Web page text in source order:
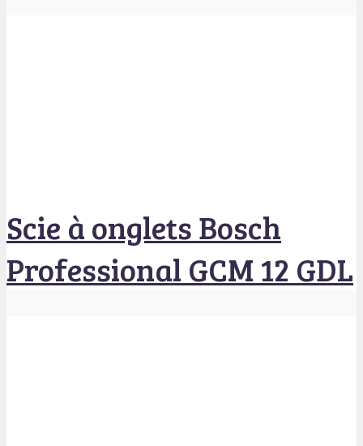
Scie à onglets Bosch
Professional GCM 12 GDL